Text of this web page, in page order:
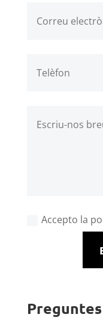
Accepto la